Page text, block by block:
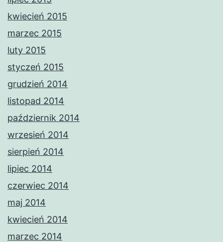
kwiecień 2015
marzec 2015
luty 2015
styczeń 2015
grudzień 2014
listopad 2014
październik 2014
wrzesień 2014
sierpień 2014
lipiec 2014
czerwiec 2014
maj 2014
kwiecień 2014
marzec 2014